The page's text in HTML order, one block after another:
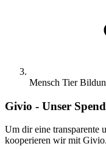
Mensch Tier
Givio - Unser
Um dir eine transparente
kooperieren wir mit